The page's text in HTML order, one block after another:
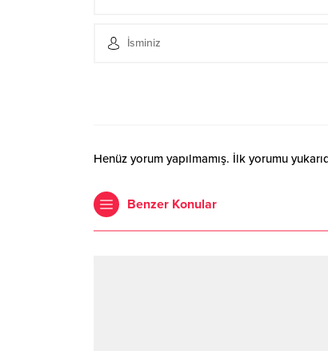
Henüz yorum yapılmamış. İlk yorumu
Benzer Konular